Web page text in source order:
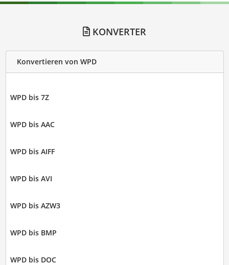
KONVERTER
Konvertieren von WPD
WPD bis 7Z
WPD bis AAC
WPD bis AIFF
WPD bis AVI
WPD bis AZW3
WPD bis BMP
WPD bis DOC